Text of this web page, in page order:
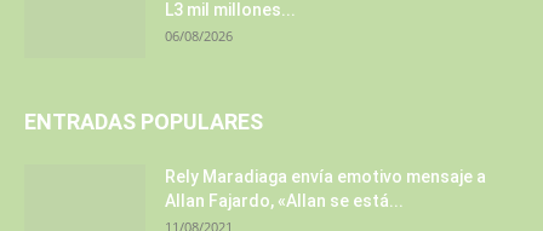
L3 mil millones...
06/08/2026
ENTRADAS POPULARES
Rely Maradiaga envía emotivo mensaje a
Allan Fajardo, «Allan se está...
11/08/2021